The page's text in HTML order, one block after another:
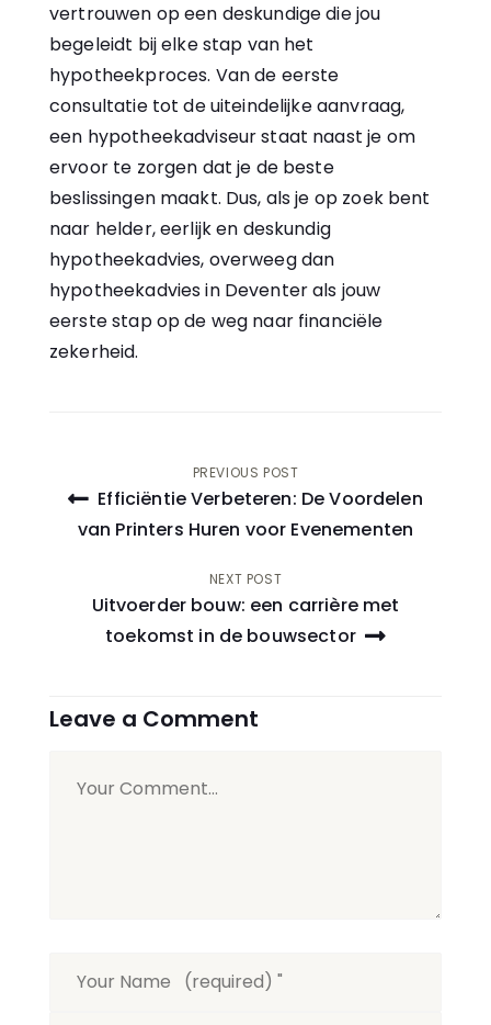
vertrouwen op een deskundige die jou
begeleidt bij elke stap van het
hypotheekproces. Van de eerste
consultatie tot de uiteindelijke aanvraag,
een hypotheekadviseur staat naast je om
ervoor te zorgen dat je de beste
beslissingen maakt. Dus, als je op zoek bent
naar helder, eerlijk en deskundig
hypotheekadvies, overweeg dan
hypotheekadvies in Deventer als jouw
eerste stap op de weg naar financiële
zekerheid.
Bericht
navigatie
PREVIOUS POST
Efficiëntie Verbeteren: De Voordelen
van Printers Huren voor Evenementen
NEXT POST
Uitvoerder bouw: een carrière met
toekomst in de bouwsector
Leave a Comment